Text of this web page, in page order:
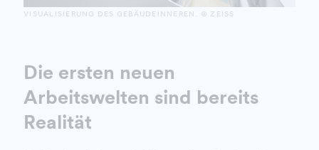
VISUALISIERUNG DES GEBÄUDEINNEREN. © ZEISS
Die ersten neuen
Arbeitswelten sind bereits
Realität